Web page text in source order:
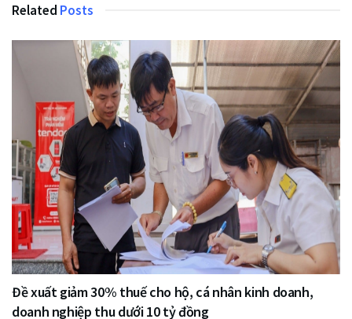
Related Posts
Đề xuất giảm 30% thuế cho hộ, cá nhân kinh doanh,
doanh nghiệp thu dưới 10 tỷ đồng